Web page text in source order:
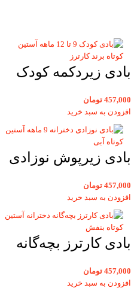
بادی زیردکمه کودک
برند کارترزآبی طرح
دار
457,000 تومان
افزودن به سبد خرید
بادی زیرپوش نوزادی
آستین کوتاه آبی
کارترز طرح دار
457,000 تومان
افزودن به سبد خرید
بادی کارترز بچه‌گانه
بنفش 9 ماه با طرح
457,000 تومان
افزودن به سبد خرید